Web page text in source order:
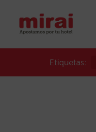
Etiquetas: